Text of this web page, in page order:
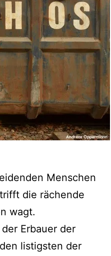
Menschen
die rächende
wagt.
Erbauer der
listigsten der